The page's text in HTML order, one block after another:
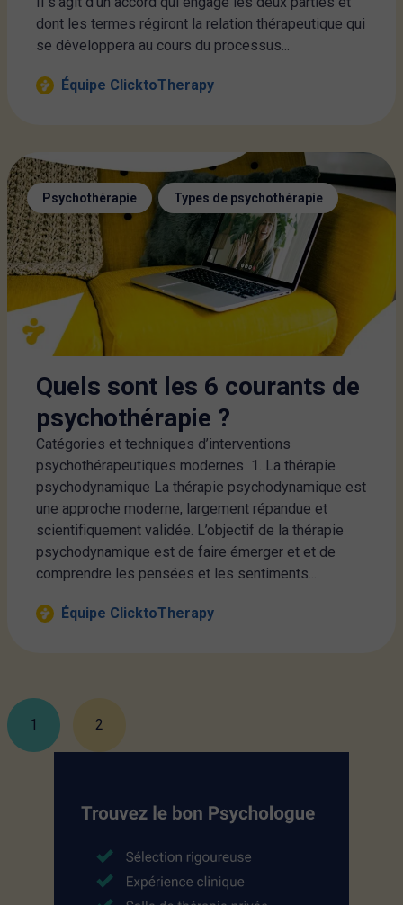
dont les termes régiront la relation thérapeutique qui
se développera au cours du processus...
Équipe ClicktoTherapy
Psychothérapie , Types de psychothérapie
Quels sont les 6 courants de
psychothérapie ?
Catégories et techniques d’interventions
psychothérapeutiques modernes 1. La thérapie
psychodynamique La thérapie psychodynamique est
une approche moderne, largement répandue et
scientifiquement validée. L’objectif de la thérapie
psychodynamique est de faire émerger et et de
comprendre les pensées et les sentiments...
Équipe ClicktoTherapy
1 2